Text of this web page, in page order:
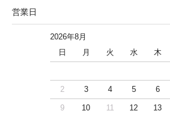
営業日
2026年8月
日
月 火 水 木
2 3 4 5 6
9 10 11 12 13